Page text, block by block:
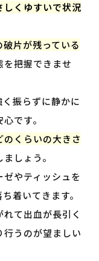
しくゆすいで状況
片が残っている
を把握できませ
振らずに静かに
です。
のくらいの大きさ
しょう。
やティッシュを
着いてきます。
て出血が長引く
うのが望ましい